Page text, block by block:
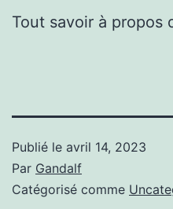
Tout savoir à propos
Publié le avril 14, 2023
Par Gandalf
Catégorisé comme